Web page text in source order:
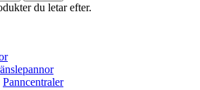
du letar efter.
Panncentraler